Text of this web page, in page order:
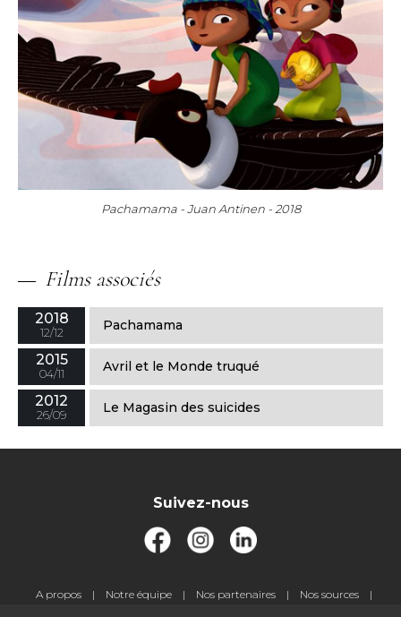
Pachamama - Juan Antinen - 2018
Films associés
2018
12/12 Pachamama
2015
04/11 Avril et le Monde truqué
2012
26/09 Le Magasin des suicides
Suivez-nous
PiedA propos Notre équipe Nos partenaires
Nos sources